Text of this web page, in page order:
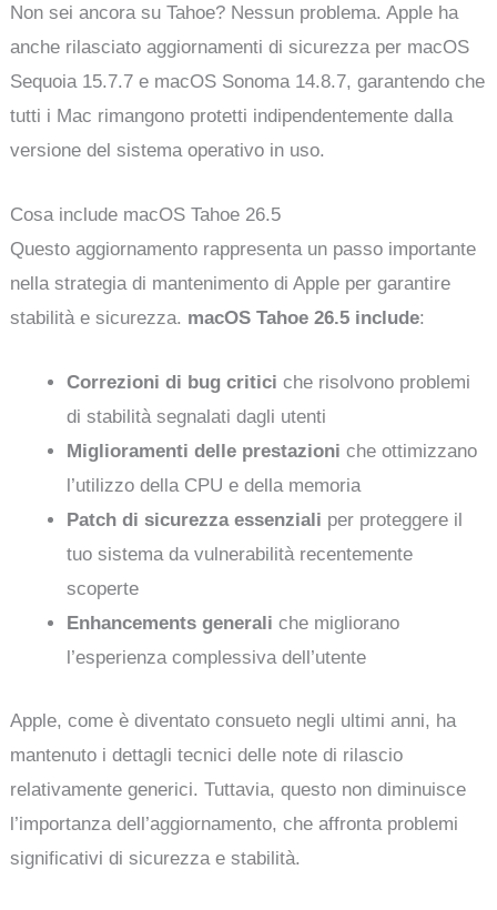
Non sei ancora su Tahoe? Nessun problema. Apple ha
anche rilasciato aggiornamenti di sicurezza per macOS
Sequoia 15.7.7 e macOS Sonoma 14.8.7, garantendo che
tutti i Mac rimangono protetti indipendentemente dalla
versione del sistema operativo in uso.
Cosa include macOS Tahoe 26.5
Questo aggiornamento rappresenta un passo importante
nella strategia di mantenimento di Apple per garantire
stabilità e sicurezza. macOS Tahoe 26.5 include:
Correzioni di bug critici che risolvono problemi
di stabilità segnalati dagli utenti
Miglioramenti delle prestazioni che ottimizzano
l’utilizzo della CPU e della memoria
Patch di sicurezza essenziali per proteggere il
tuo sistema da vulnerabilità recentemente
scoperte
Enhancements generali che migliorano
l’esperienza complessiva dell’utente
Apple, come è diventato consueto negli ultimi anni, ha
mantenuto i dettagli tecnici delle note di rilascio
relativamente generici. Tuttavia, questo non diminuisce
l’importanza dell’aggiornamento, che affronta problemi
significativi di sicurezza e stabilità.